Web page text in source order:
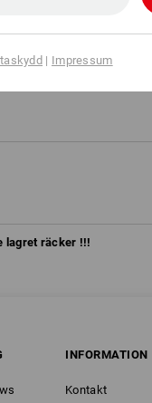
lagret räcker !!!
INFORMATION
Kontakt
| Impressum